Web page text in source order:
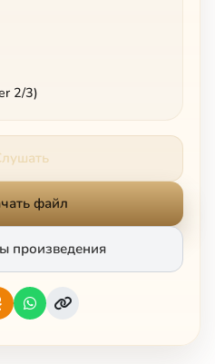
2/3)
файл
произведения